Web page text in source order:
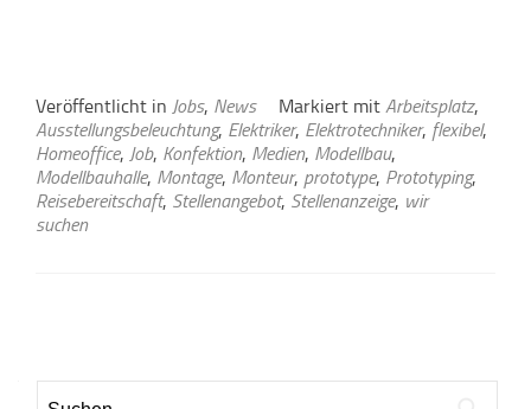
Veröffentlicht in Jobs, News Markiert mit Arbeitsplatz,
Ausstellungsbeleuchtung, Elektriker, Elektrotechniker, flexibel,
Homeoffice, Job, Konfektion, Medien, Modellbau,
Modellbauhalle, Montage, Monteur, prototype, Prototyping,
Reisebereitschaft, Stellenangebot, Stellenanzeige, wir
suchen
Navigation